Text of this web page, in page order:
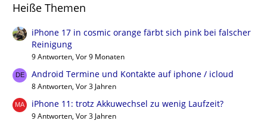
Heiße Themen
iPhone 17 in cosmic orange färbt sich pink bei falscher
Reinigung
9 Antworten, Vor 9 Monaten
Android Termine und Kontakte auf iphone / icloud
8 Antworten, Vor 3 Jahren
iPhone 11: trotz Akkuwechsel zu wenig Laufzeit?
9 Antworten, Vor 3 Jahren